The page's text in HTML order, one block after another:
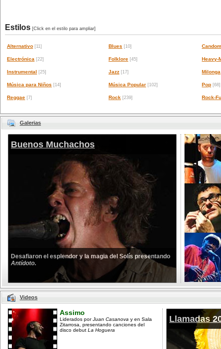
Estilos [Click en el estilo para ampliar]
Alternativo [11] Blues [10]
Electrónica [22] Folklore [45] Heavy-
Instrumental [25] Jazz [17] Milonga
Música para Niños [14] Música Popular [102] Pop [68]
Reggae [7] Rock [239] Rock-
Galerias
Buenos Muchachos
Desafiaron el esplendor y la magia del Solís presentando
Antídoto.
Videos
Assimo
Liderados porJuan Casanova y en Sala
Zitarrosa, presentando canciones del
disco debut La Hoguera
Llamadas